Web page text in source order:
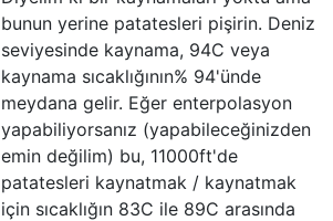
bunun yerine patatesleri pişirin. Deniz
seviyesinde kaynama, 94C veya
kaynama sıcaklığının% 94'ünde
meydana gelir. Eğer enterpolasyon
yapabiliyorsanız (yapabileceğinizden
emin değilim) bu, 11000ft'de
patatesleri kaynatmak / kaynatmak
için sıcaklığın 83C ile 89C arasında